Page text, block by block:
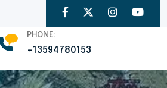
PHONE:
+13594780153